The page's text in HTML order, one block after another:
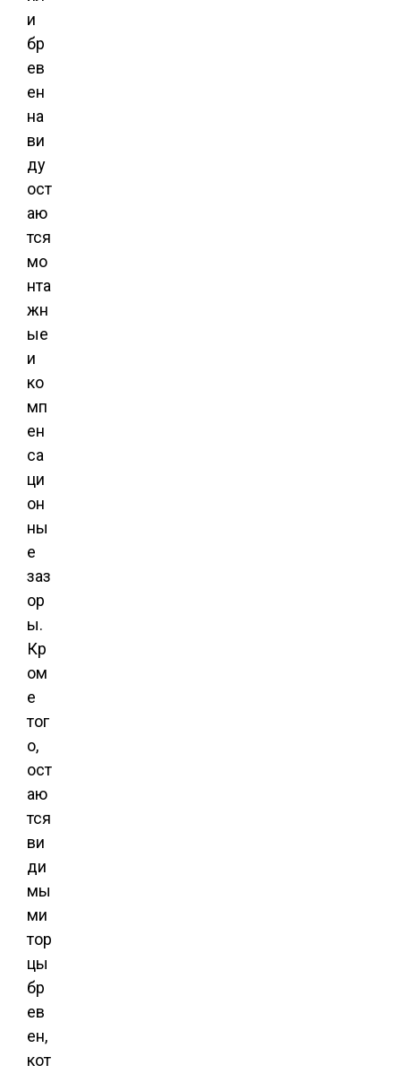
и
бр
ев
ен
на
ви
ду
ост
аю
тся
мо
нта
жн
ые
и
ко
мп
ен
са
ци
он
ны
е
заз
ор
ы.
Кр
ом
е
тог
о,
ост
аю
тся
ви
ди
мы
ми
тор
цы
бр
ев
ен,
кот